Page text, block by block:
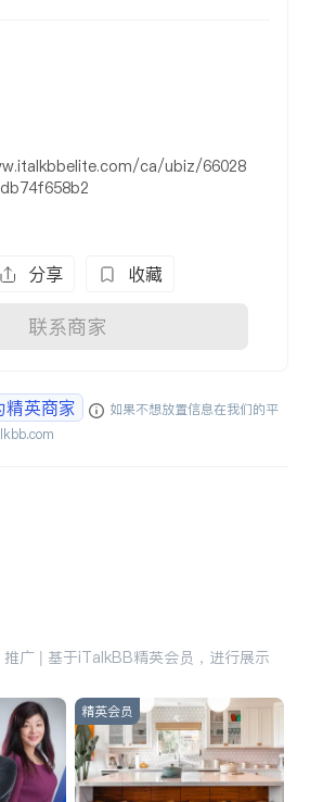
ca/ubiz/66028
分享 收藏
联系商家
精英商家
如果不想放置信息在我们的平
推广 | 基于iTalkBB精英会员，进行展示
精英会员